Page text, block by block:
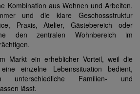
Kombination aus Wohnen und Arbeiten.
und die klare Geschossstruktur
Praxis, Atelier, Gästebereich oder
den zentralen Wohnbereich im
Markt ein erheblicher Vorteil, weil die
einzelne Lebenssituation bedient,
Familien- und
lässt.